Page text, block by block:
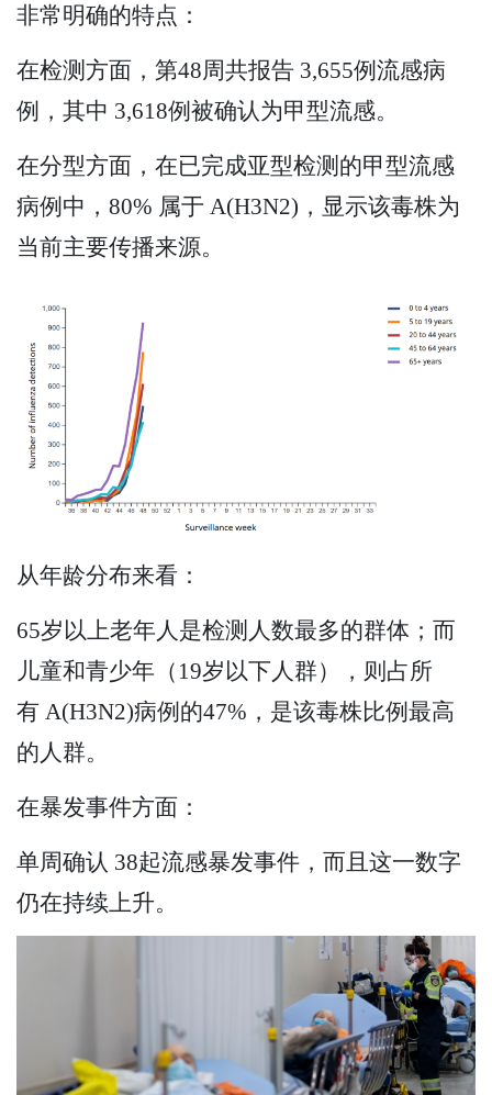
非常明确的特点：
在检测方面，第48周共报告 3,655例流感病
例，其中 3,618例被确认为甲型流感。
在分型方面，在已完成亚型检测的甲型流感
病例中，80% 属于 A(H3N2)，显示该毒株为
当前主要传播来源。
从年龄分布来看：
65岁以上老年人是检测人数最多的群体；而
儿童和青少年（19岁以下人群），则占所
有 A(H3N2)病例的47%，是该毒株比例最高
的人群。
在暴发事件方面：
单周确认 38起流感暴发事件，而且这一数字
仍在持续上升。